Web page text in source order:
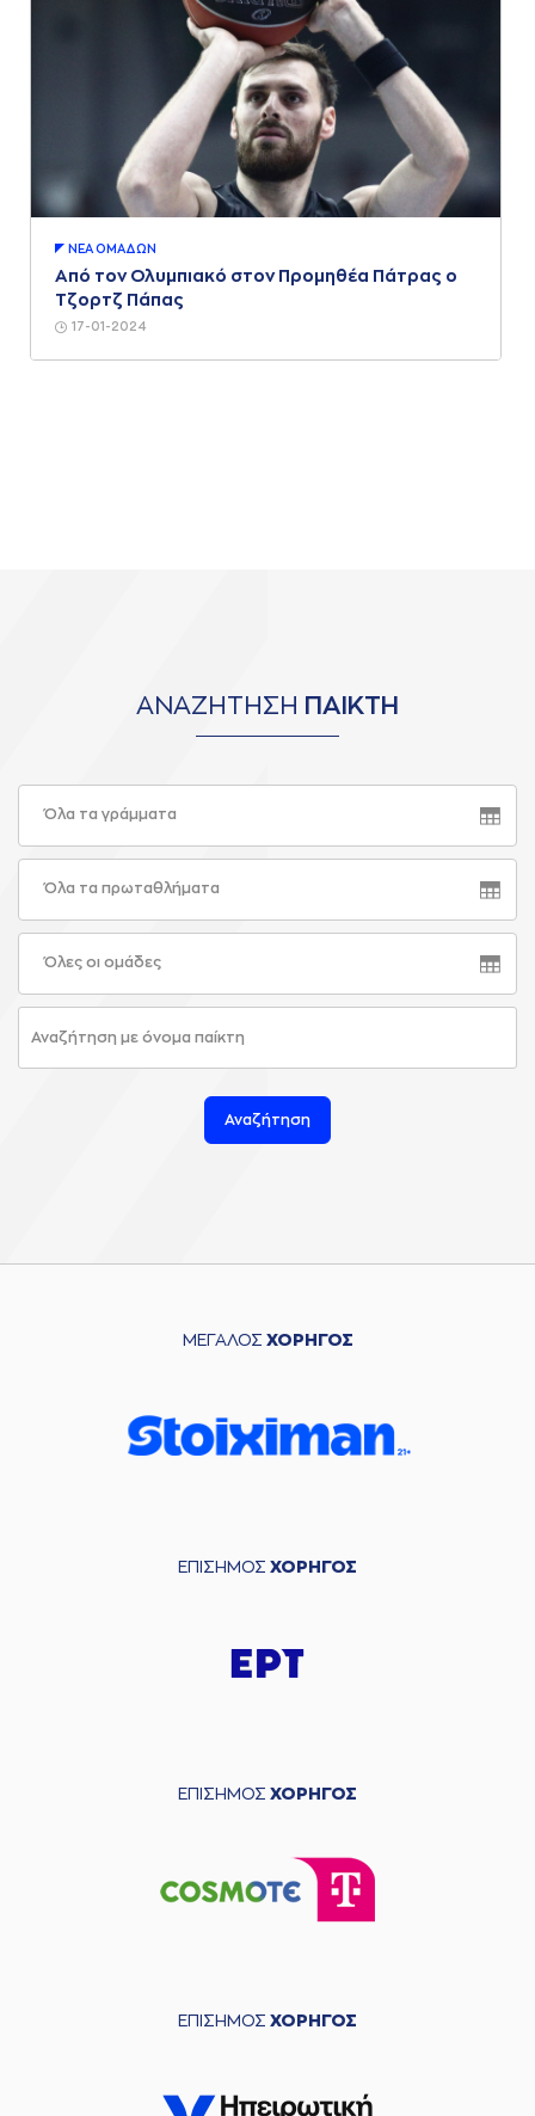
17-01-2024
ΝΕA ΟΜAΔΩΝ
Από τον Ολυμπιακό στον Προμηθέα Πάτρας ο
Τζορτζ Πάπας
ΑΝΑΖΗΤΗΣΗ ΠΑΙΚΤΗ
Όλα τα γράμματα
Όλα τα πρωταθλήματα
Όλες οι ομάδες
Αναζήτηση
ΜΕΓΑΛΟΣ ΧΟΡΗΓΟΣ
ΕΠΙΣΗΜΟΣ ΧΟΡΗΓΟΣ
ΕΠΙΣΗΜΟΣ ΧΟΡΗΓΟΣ
ΕΠΙΣΗΜΟΣ ΧΟΡΗΓΟΣ